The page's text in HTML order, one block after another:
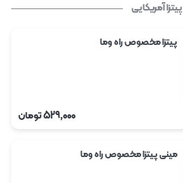
پیتزا آمریکایی
پیتزا مخصوص راه وما
529,000تومان
مینی پیتزا مخصوص راه وما